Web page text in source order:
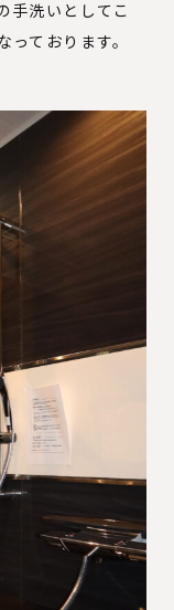
手洗いとしてこ
っております。